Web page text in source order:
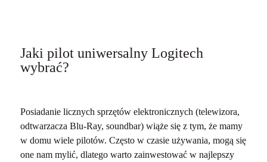
Jaki pilot uniwersalny Logitech
wybrać?
Posiadanie licznych sprzętów elektronicznych (telewizora,
odtwarzacza Blu-Ray, soundbar) wiąże się z tym, że mamy
w domu wiele pilotów. Często w czasie używania, mogą się
one nam mylić, dlatego warto zainwestować w najlepszy